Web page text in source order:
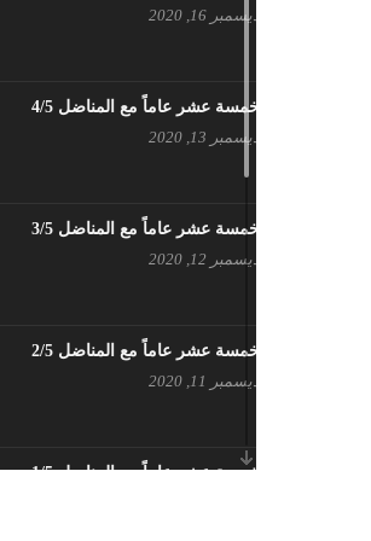
بيان حزب اليسار الديمقراطي السوري
تنويه صادر عن المكتب الإعلامي لحزب
بطاقة تهنئة – حزب اليسار الديمقراطي
أَنقِذوا اللَاجِئين السُوريين في لُبنان –
أبريل 26, 2023
ديسمبر 16, 2020
خمسة عشر عاماً مع المناضل 4/5
ديسمبر 13, 2020
خمسة عشر عاماً مع المناضل 3/5
ديسمبر 12, 2020
خمسة عشر عاماً مع المناضل 2/5
ديسمبر 11, 2020
خمسة عشر عاماً مع المناضل 1/5